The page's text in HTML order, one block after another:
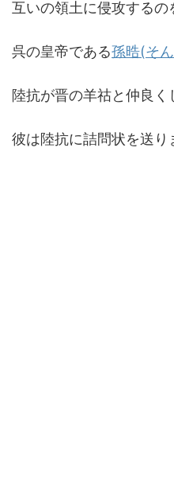
互いの領土に侵攻するの
呉の皇帝である孫晧(そ
陸抗が晋の羊祜と仲良く
彼は陸抗に詰問状を送り